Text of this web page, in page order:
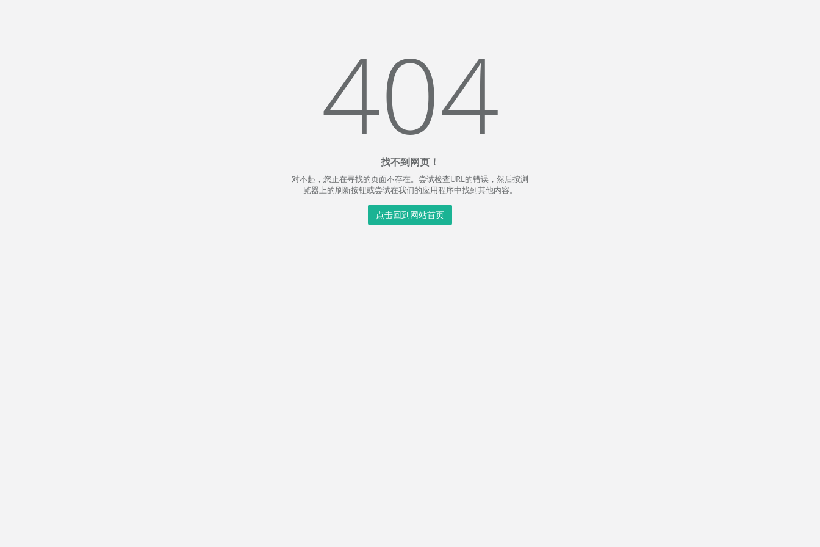
404
找不到网页！
对不起，您正在寻找的页面不存在。尝试检查URL的错误，然后按浏
览器上的刷新按钮或尝试在我们的应用程序中找到其他内容。
点击回到网站首页